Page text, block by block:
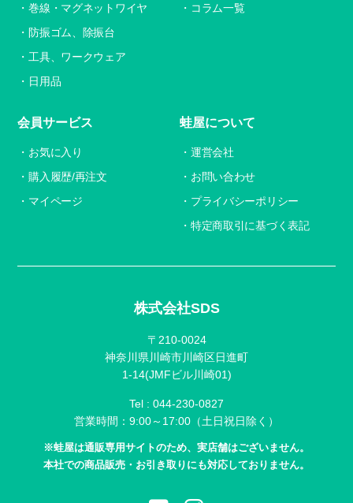
株式会社SDS
〒210-0024
神奈川県川崎市川崎区日進町
1-14(JMFビル川崎01)
Tel : 044-230-0827
営業時間：9:00～17:00（土日祝日除く）
※蛙屋は通販専用サイトのため、実店舗はございません。
本社での商品販売・お引き取りにも対応しておりません。
巻線・マグネットワイヤ
防振ゴム、除振台
工具、ワークウェア
日用品
コラム一覧
会員サービス
お気に入り
購入履歴/再注文
マイページ
蛙屋について
運営会社
お問い合わせ
プライバシーポリシー
特定商取引に基づく表記